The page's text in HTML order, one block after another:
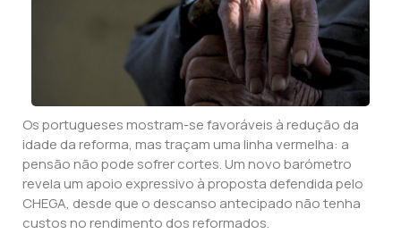
Os portugueses mostram-se favoráveis à redução da
idade da reforma, mas traçam uma linha vermelha: a
pensão não pode sofrer cortes. Um novo barómetro
revela um apoio expressivo à proposta defendida pelo
CHEGA, desde que o descanso antecipado não tenha
custos no rendimento dos reformados.